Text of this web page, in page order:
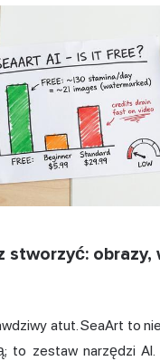
stworzyć: obrazy,
atut. SeaArt to
to zestaw narzędzi AI.